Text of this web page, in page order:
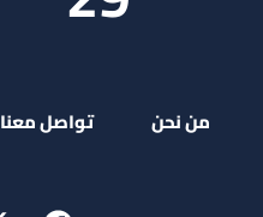
من نحن تواصل معنا